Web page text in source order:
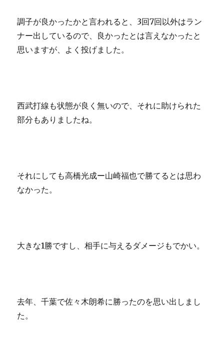
調子が良かったかと言われると、3回7回以外はラン
ナー出しているので、良かったとは言えなかったと
思いますが、よく投げました。
西武打線も状態が良く無いので、それに助けられた
部分もありましたね。
それにしても高橋光成ー山崎福也で勝てるとは思わ
なかった。
大きな1勝ですし、相手に与えるダメージもでかい。
去年、千葉で佐々木朗希に勝ったのを思い出しまし
た。